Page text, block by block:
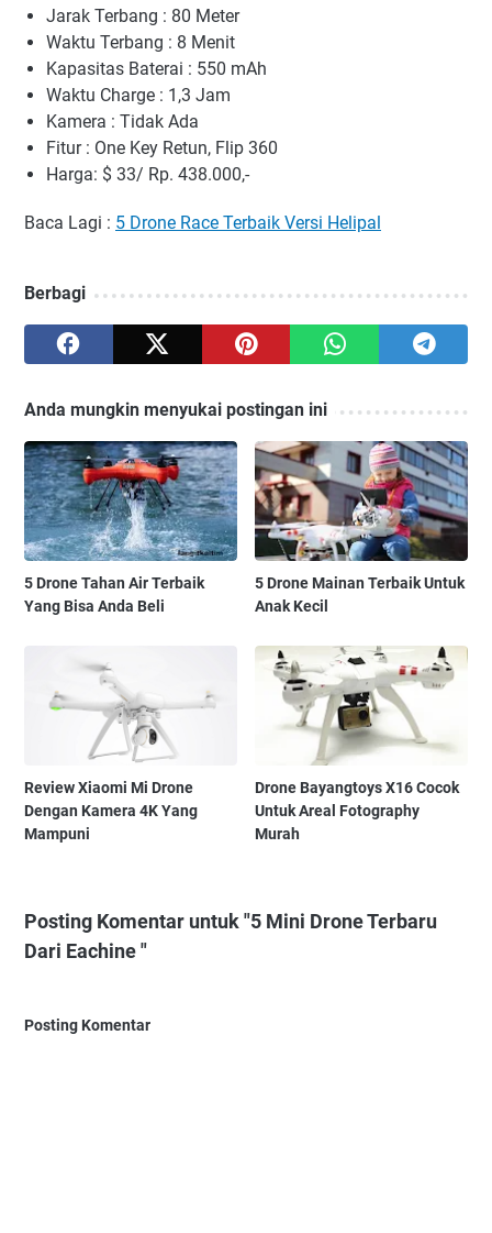
Jarak Terbang : 80 Meter
Waktu Terbang : 8 Menit
Kapasitas Baterai : 550 mAh
Waktu Charge : 1,3 Jam
Kamera : Tidak Ada
Fitur : One Key Retun, Flip 360
Harga: $ 33/ Rp. 438.000,-
Baca Lagi : 5 Drone Race Terbaik Versi Helipal
Berbagi
Anda mungkin menyukai postingan ini
5 Drone Tahan Air Terbaik
Yang Bisa Anda Beli
5 Drone Mainan Terbaik Untuk
Anak Kecil
Review Xiaomi Mi Drone
Dengan Kamera 4K Yang
Mampuni
Drone Bayangtoys X16 Cocok
Untuk Areal Fotography
Murah
Posting Komentar untuk "5 Mini Drone Terbaru
Dari Eachine "
Posting Komentar